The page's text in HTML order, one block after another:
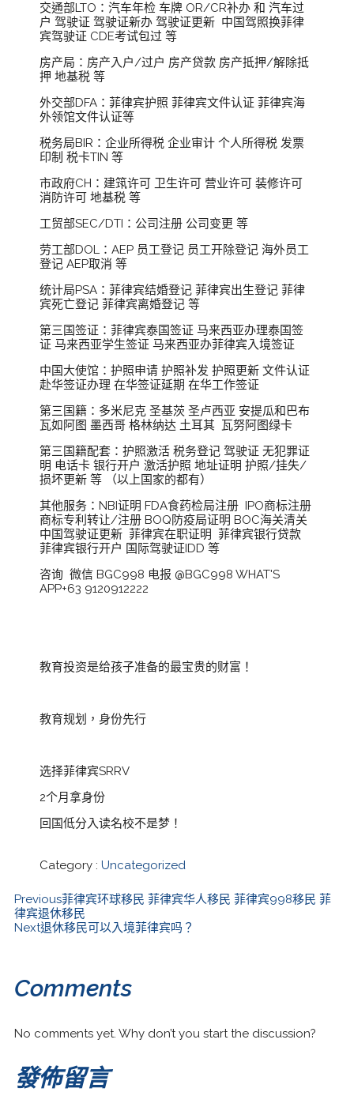
交通部LTO：汽车年检 车牌 OR/CR补办 和 汽车过
户 驾驶证 驾驶证新办 驾驶证更新 中国驾照换菲律
宾驾驶证 CDE考试包过 等
房产局：房产入户/过户 房产贷款 房产抵押/解除抵
押 地基税 等
外交部DFA：菲律宾护照 菲律宾文件认证 菲律宾海
外领馆文件认证等
税务局BIR：企业所得税 企业审计 个人所得税 发票
印制 税卡TIN 等
市政府CH：建筑许可 卫生许可 营业许可 装修许可
消防许可 地基税 等
工贸部SEC/DTI：公司注册 公司变更 等
劳工部DOL：AEP 员工登记 员工开除登记 海外员工
登记 AEP取消 等
统计局PSA：菲律宾结婚登记 菲律宾出生登记 菲律
宾死亡登记 菲律宾离婚登记 等
第三国签证：菲律宾泰国签证 马来西亚办理泰国签
证 马来西亚学生签证 马来西亚办菲律宾入境签证
中国大使馆：护照申请 护照补发 护照更新 文件认证
赴华签证办理 在华签证延期 在华工作签证
第三国籍：多米尼克 圣基茨 圣卢西亚 安提瓜和巴布
瓦如阿图 墨西哥 格林纳达 土耳其 瓦努阿图绿卡
第三国籍配套：护照激活 税务登记 驾驶证 无犯罪证
明 电话卡 银行开户 激活护照 地址证明 护照/挂失/
损坏更新 等 （以上国家的都有）
其他服务：NBI证明 FDA食药检局注册 IPO商标注册
商标专利转让/注册 BOQ防疫局证明 BOC海关清关
中国驾驶证更新 菲律宾在职证明 菲律宾银行贷款
菲律宾银行开户 国际驾驶证IDD 等
咨询 微信 BGC998 电报 @BGC998 WHAT'S
APP+63 9120912222
教育投资是给孩子准备的最宝贵的财富！
教育规划，身份先行
选择菲律宾SRRV
2个月拿身份
回国低分入读名校不是梦！
Category : Uncategorized
Previous菲律宾环球移民 菲律宾华人移民 菲律宾998移民 菲
律宾退休移民
Next退休移民可以入境菲律宾吗？
Comments
No comments yet. Why don’t you start the discussion?
發佈留言